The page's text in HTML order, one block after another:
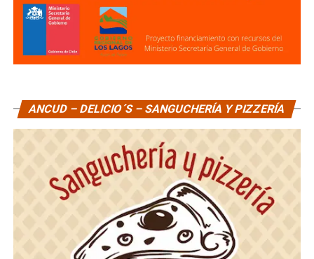
ANCUD – DELICIO´S – SANGUCHERÍA Y PIZZERÍA